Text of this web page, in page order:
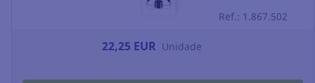
Ref.: 1.867.502
22,25 EUR Unidade